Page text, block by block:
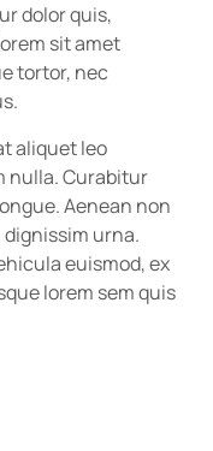
dolor quis,
sit amet
tortor, nec
aliquet leo
nulla. Curabitur
Aenean non
urna.
euismod, ex
lorem sem quis